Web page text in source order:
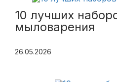
10 лучших
мыловарения
26.05.2026